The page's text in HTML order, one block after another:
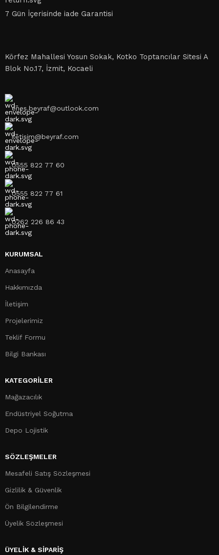
7 Gün İçerisinde iade Garantisi
Körfez Mahallesi Yosun Sokak, Kotko Toptancılar Sitesi A
Blok No.17, İzmit, Kocaeli
enes.beyraf@outlook.com
iletisim@beyraf.com
0555 822 77 60
0555 822 77 61
0262 226 86 43
KURUMSAL
Anasayfa
Hakkımızda
İletişim
Projelerimiz
Teklif Formu
Bilgi Bankası
KATEGORILER
Mağazacılık
Endüstriyel Soğutma
Depo Lojistik
SÖZLEŞMELER
Mesafeli Satış Sözleşmesi
Gizlilik & Güvenlik
Ön Bilgilendirme
Üyelik Sözleşmesi
ÜYELİK & SİPARİŞ